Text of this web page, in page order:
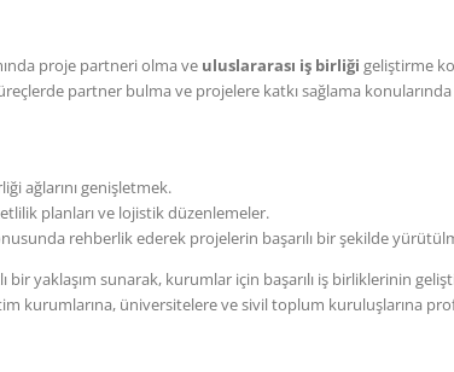
proje partneri olma ve uluslararası iş birliği geliştirme
partner bulma ve projelere katkı sağlama konularında
ağlarını genişletmek.
planları ve lojistik düzenlemeler.
rehberlik ederek projelerin başarılı bir şekilde
bir yaklaşım sunarak, kurumlar için başarılı iş birliklerinin
kurumlarına, üniversitelere ve sivil toplum kuruluşlarına